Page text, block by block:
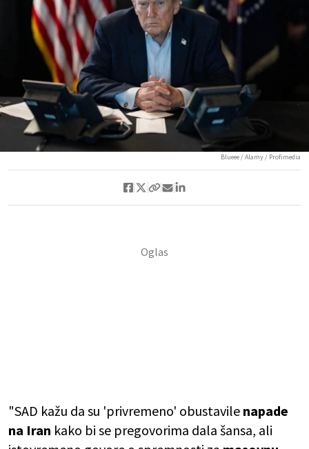
Blueee / Alamy / Profimedia
"SAD kažu da su 'privremeno' obustavile napade
na Iran kako bi se pregovorima dala šansa, ali